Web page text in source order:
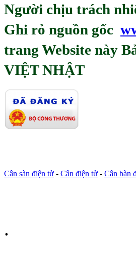
Người chịu trách
Ghi rỏ nguồn gốc
trang Website này
VIỆT NHẬT
Cân sàn điện tử - Cân điện tử - Cân bàn
.